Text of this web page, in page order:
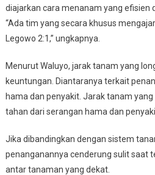
diajarkan cara menanam yang efisien
“Ada tim yang secara khusus
Legowo 2:1,” ungkapnya.
Menurut Waluyo, jarak tanam yang
keuntungan. Diantaranya terkait
hama dan penyakit. Jarak tanam
tahan dari serangan hama dan
Jika dibandingkan dengan sistem
penanganannya cenderung sulit saat
antar tanaman yang dekat.